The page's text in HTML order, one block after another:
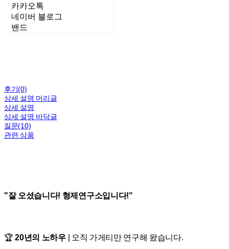
카카오톡
네이버 블로그
밴드
후기(0)
상세 설명 머리글
상세 설명
상세 설명 바닥글
질문(10)
관련 상품
"잘 오셨습니다! 형제연구소입니다!"
🏆20년의 노하우| 오직 가게티만 연구해 왔습니다.